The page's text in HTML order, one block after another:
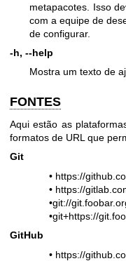
metapacotes. Isso
com a equipe de
de configurar.
-h, --help
Mostra um texto de
FONTES
Aqui estão as
formatos de URL que
Git
• https://
• https://
•git://
•git+https://
GitHub
• https://